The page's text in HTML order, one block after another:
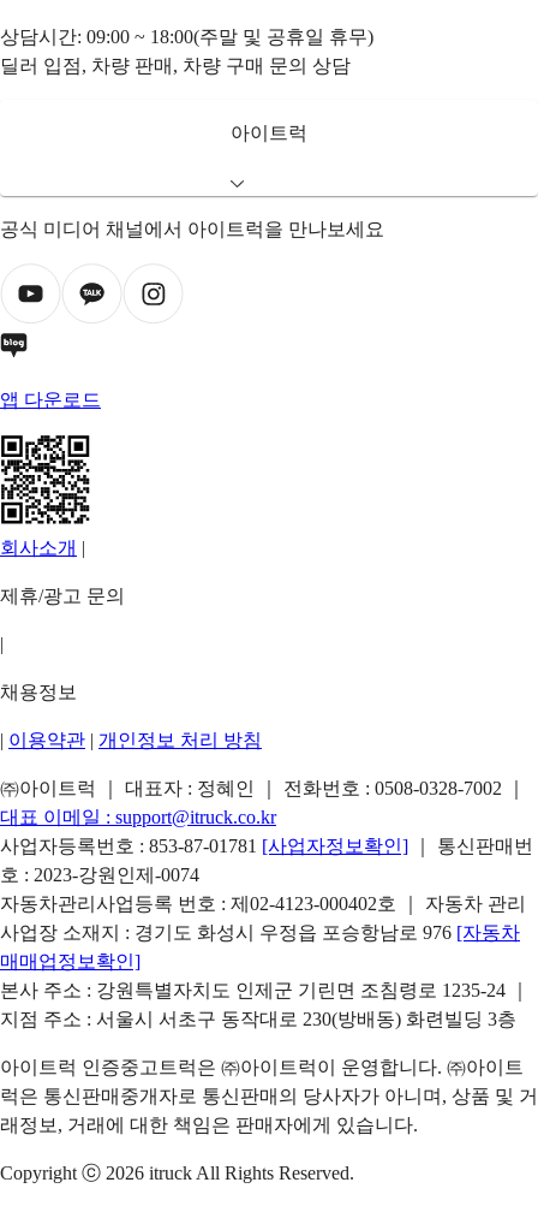
상담시간: 09:00 ~ 18:00(주말 및 공휴일 휴무)
딜러 입점, 차량 판매, 차량 구매 문의 상담
아이트럭
공식 미디어 채널에서 아이트럭을 만나보세요
앱 다운로드
회사소개 |
제휴/광고 문의
|
채용정보
| 이용약관 | 개인정보 처리 방침
㈜아이트럭 ｜ 대표자 : 정혜인 ｜ 전화번호 : 0508-0328-7002
대표 이메일 : support@itruck.co.kr
사업자등록번호 : 853-87-01781 [사업자정보확인]
｜ 통신판매번
호 : 2023-강원인제-0074
자동차관리사업등록 번호 : 제02-4123-000402호 ｜ 자동차 관리
사업장 소재지 : 경기도 화성시 우정읍 포승항남로 976 [자동차
매매업정보확인]
본사 주소 : 강원특별자치도 인제군 기린면 조침령로 1235-24 ｜
지점 주소 : 서울시 서초구 동작대로 230(방배동) 화련빌딩 3층
아이트럭 인증중고트럭은 ㈜아이트럭이 운영합니다. ㈜아이트
럭은 통신판매중개자로 통신판매의 당사자가 아니며, 상품 및 거
래정보, 거래에 대한 책임은 판매자에게 있습니다.
Copyright ⓒ 2026 itruck All Rights Reserved.